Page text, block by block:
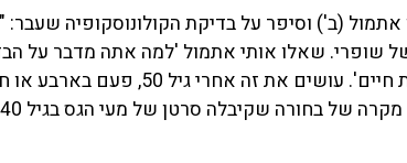
אתמול (ב') וסיפר על בדיקת הקולונוסקופיה
שופרי. שאלו אותי אתמול 'למה אתה מדבר על
אמרתי: 'זו בדיקה מאוד חשובה ומצילת חיים'. עושים